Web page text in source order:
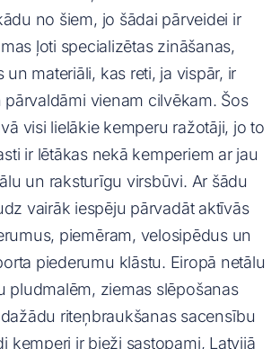
no šiem, jo šādai pārveidei ir
ļoti specializētas zināšanas,
materiāli, kas reti, ja vispār, ir
pārvaldāmi vienam cilvēkam. Šos
visi lielākie kemperu ražotāji, jo to
ir lētākas nekā kemperiem ar jau
un raksturīgu virsbūvi. Ar šādu
vairāk iespēju pārvadāt aktīvās
piemēram, velosipēdus un
piederumu klāstu. Eiropā netālu
pludmalēm, ziemas slēpošanas
riteņbraukšanas sacensību
kemperi ir bieži sastopami, Latvijā